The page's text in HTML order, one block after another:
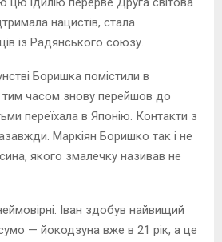
нацистів, стала
із Радянського союзу.
Боришка помістили в
тим часом знову перейшов до
переїхала в Японію. Контакти з
Маркіян Боришко так і не
якого змалечку називав не
Іван здобув найвищий
— йокодзуна вже в 21 рік, а це